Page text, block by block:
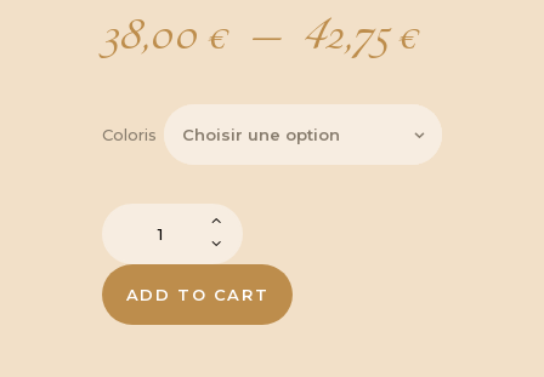
38,00€ – 42,75€
de
Coloris
quantité
de
Tabard
Chevalier
Lawrence
ADD TO CART